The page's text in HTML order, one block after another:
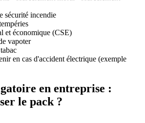
sécurité incendie
et économique (CSE)
vapoter
en cas d'accident électrique (exemple
en entreprise :
le pack ?